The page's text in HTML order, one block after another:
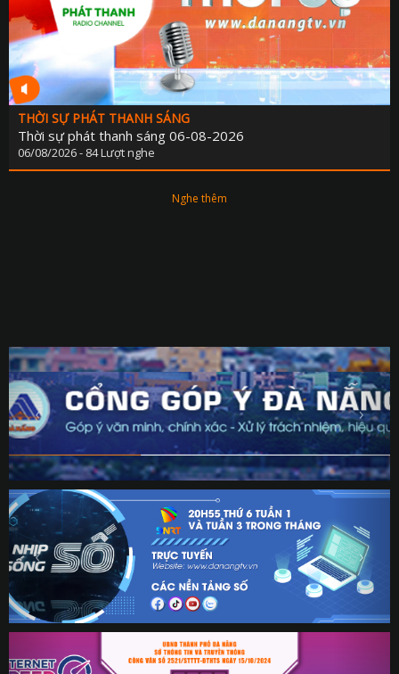
THỜI SỰ PHÁT THANH SÁNG
Thời sự phát thanh sáng 06-08-2026
06/08/2026 - 84 Lượt nghe
Nghe thêm